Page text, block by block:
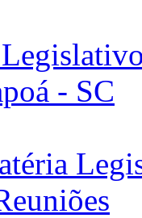
- SC